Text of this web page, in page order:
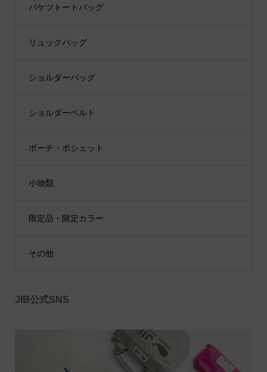
バケツトートバッグ
リュックバッグ
ショルダーバッグ
ショルダーベルト
ポーチ・ポシェット
小物類
限定品・限定カラー
その他
JIB公式SNS